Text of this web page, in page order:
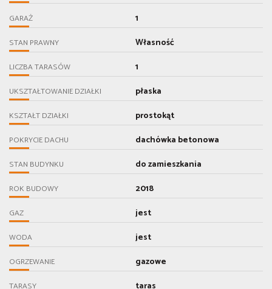
GARAŻ 1
STAN PRAWNY Własność
LICZBA TARASÓW 1
UKSZTAŁTOWANIE DZIAŁKI płaska
KSZTAŁT DZIAŁKI prostokąt
POKRYCIE DACHU dachówka betonowa
STAN BUDYNKU do zamieszkania
ROK BUDOWY 2018
GAZ jest
WODA jest
OGRZEWANIE gazowe
TARASY taras